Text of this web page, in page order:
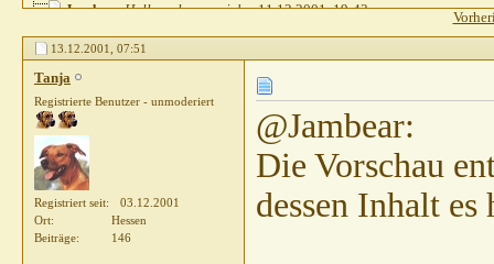
Jambear Hallo - als wenn ich...11.12.2001,19:43
Tanja 1. Um so schnell einen guten...12.12.2001,07:32
Jambear Hallo - in dem von Mats...12.12.2001,19:43
Sylvia Blume
Hallo... ich kenne eine...
Mats Ridgeback-Artikel12.12.2001,
20:38
Tanja
@Jambear: Die Vorschau...13.12.2001,07:51
Feli
Bevor sich hier nun nochmehr...13.12.2001,20:59
13.12.2001, 07:51
Tanja
Registrierte Benutzer - unmoderiert
Registriert seit
03.12.2001
Ort
Hessen
Beiträge
146
@Jambear:
Die Vorschau
dessen Inhalt